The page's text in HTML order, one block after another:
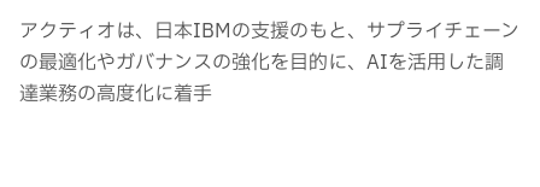
アクティオは、日本IBMの支援のもと、サプライチェーン
の最適化やガバナンスの強化を目的に、AIを活用した調
達業務の高度化に着手